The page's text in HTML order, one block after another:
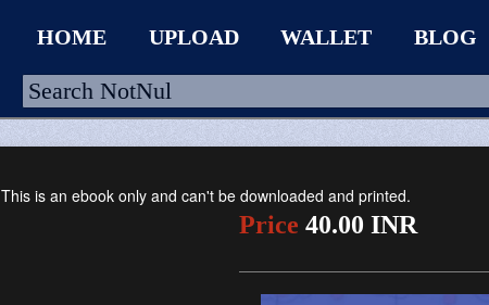
HOME UPLOAD WALLET BLOG
This is an ebook only and can't be downloaded and printed.
Price 40.00 INR